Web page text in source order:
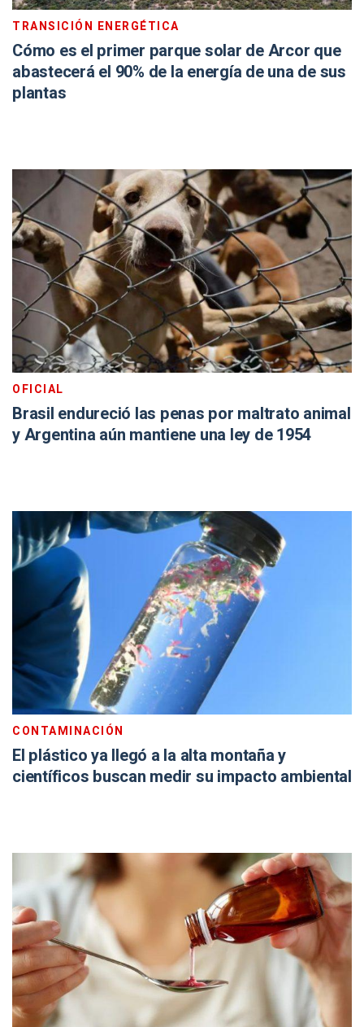
TRANSICIÓN ENERGÉTICA
Cómo es el primer parque solar de Arcor que
abastecerá el 90% de la energía de una de sus
plantas
OFICIAL
Brasil endureció las penas por maltrato animal
y Argentina aún mantiene una ley de 1954
CONTAMINACIÓN
El plástico ya llegó a la alta montaña y
científicos buscan medir su impacto ambiental